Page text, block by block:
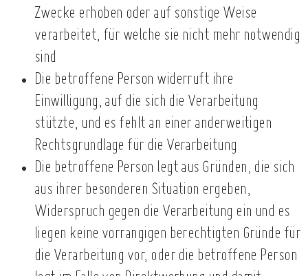
Zwecke erhoben oder auf sonstige Weise
verarbeitet, für welche sie nicht mehr notwendig
sind
Die betroffene Person widerruft ihre
Einwilligung, auf die sich die Verarbeitung
stützte, und es fehlt an einer anderweitigen
Rechtsgrundlage für die Verarbeitung
Die betroffene Person legt aus Gründen, die sich
aus ihrer besonderen Situation ergeben,
Widerspruch gegen die Verarbeitung ein und es
liegen keine vorrangigen berechtigten Gründe für
die Verarbeitung vor, oder die betroffene Person